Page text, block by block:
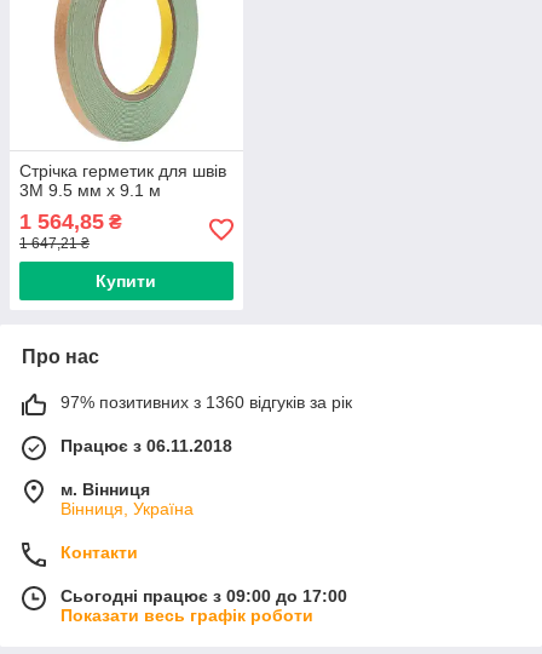
Стрічка герметик для швів
3M 9.5 мм х 9.1 м
1 564,85 ₴
1 647,21 ₴
Купити
Про нас
97% позитивних з 1360 відгуків за рік
Працює з 06.11.2018
м. Вінниця
Вінниця, Україна
Контакти
Сьогодні працює з 09:00 до 17:00
Показати весь графік роботи